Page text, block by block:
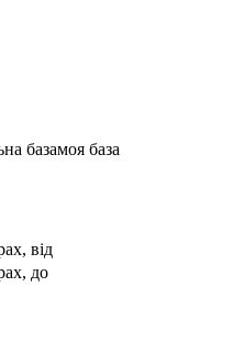
базамоя база
від
до